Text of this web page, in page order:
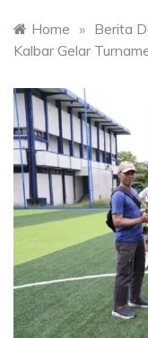
Home » Berita
Kalbar Gelar